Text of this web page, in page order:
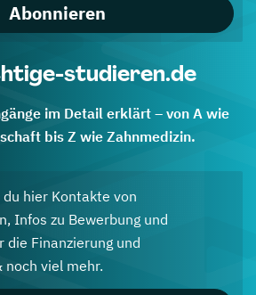
Abonnieren
studieren.de
im Detail erklärt – von A wie
bis Z wie Zahnmedizin.
hier Kontakte von
Infos zu Bewerbung und
die Finanzierung und
noch viel mehr.